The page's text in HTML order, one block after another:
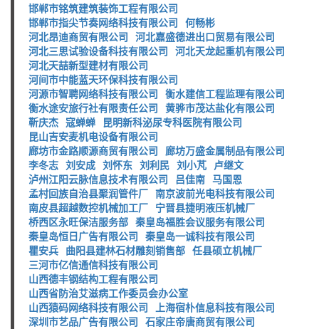
邯郸市铭筑建筑装饰工程有限公司
邯郸市指尖节奏网络科技有限公司 何畅彬
河北昂迪商贸有限公司 河北嘉盛德进出口贸易有限公司
河北三思试验设备科技有限公司 河北天龙起重机有限公司
河北天喆新型建材有限公司
河间市中能蓝天环保科技有限公司
河源市智聘网络科技有限公司 衡水建信工程监理有限公司
衡水途安旅行社有限责任公司 黄骅市茂达盐化有限公司
靳庆杰 寇蝉蝉 昆明新科泌尿专科医院有限公司
昆山吉安麦机电设备有限公司
廊坊市金路顺源商贸有限公司 廊坊万盛金属制品有限公司
李冬志 刘安成 刘怀东 刘利民 刘小芃 卢继文
泸州江阳云脉信息技术有限公司 吕佳南 马国恩
孟村回族自治县聚润管件厂 南京波前光电科技有限公司
南皮县超越数控机械加工厂 宁晋县捷明液压机械厂
桥西区永旺保洁服务部 秦皇岛福胜会议服务有限公司
秦皇岛恒日广告有限公司 秦皇岛一诚科技有限公司
瞿安兵 曲阳县建林石材雕刻销售部 任县硕立机械厂
三河市亿信通信科技有限公司
山西德丰钢结构工程有限公司
山西省防治艾滋病工作委员会办公室
山西猿码网络科技有限公司 上海宿朴信息科技有限公司
深圳市艺品广告有限公司 石家庄帝唐商贸有限公司